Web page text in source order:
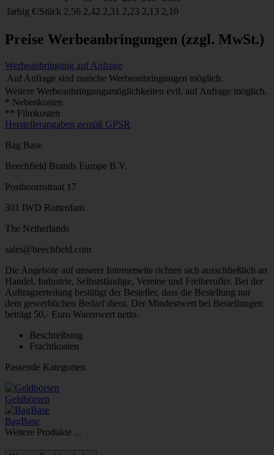
farbig €/Stück 2,56 2,42 2,31 2,23 2,13 2,10
Preise Werbeanbringungen (zzgl. MwSt.)
Werbeanbringung auf Anfrage
Auf Anfrage sind manche Werbeanbringungen möglich.
Weitere Werbeanbringungsmöglichkeiten evtl. auf Anfrage möglich.
* Nebenkosten
** Filmkosten
Herstellerangaben gemäß GPSR
Bag Base
Beechfield Brands Europe B.V.
Posthoornstraat 17
301 IWD Rotterdam
The Netherlands
sales@beechfield.com
Die Angebote auf unserer Internetseite richten sich ausschließlich an
Handel, Industrie, Selbstständige, Vereine und Freiberufler. Bei der
Auftragserteilung bestätigt der Besteller, dass die Bestellung nur
dem gewerblichen Bedarf dient. Der Mindestwert bei Bestellungen
beträgt 50,- Euro Warenwert netto.
Beschreibung
Frachtkosten
Passende Kategorien
Geldbörsen
BagBase
Weitere Produkte ...